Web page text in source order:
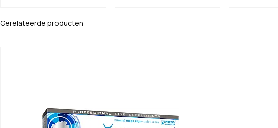
Gerelateerde producten